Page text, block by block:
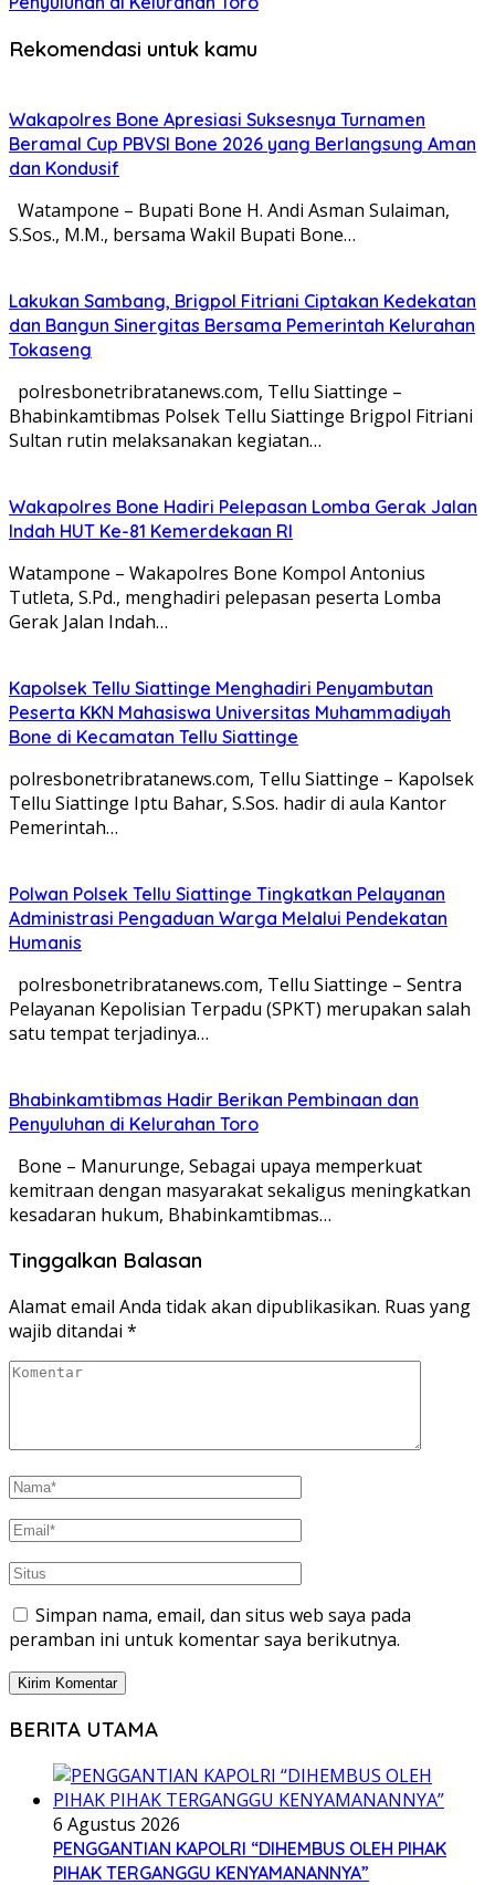
Rekomendasi untuk kamu
Wakapolres Bone Apresiasi Suksesnya Turnamen
Beramal Cup PBVSI Bone 2026 yang Berlangsung Aman
dan Kondusif
Watampone – Bupati Bone H. Andi Asman Sulaiman,
S.Sos., M.M., bersama Wakil Bupati Bone…
Lakukan Sambang, Brigpol Fitriani Ciptakan Kedekatan
dan Bangun Sinergitas Bersama Pemerintah Kelurahan
Tokaseng
polresbonetribratanews.com, Tellu Siattinge –
Bhabinkamtibmas Polsek Tellu Siattinge Brigpol Fitriani
Sultan rutin melaksanakan kegiatan…
Wakapolres Bone Hadiri Pelepasan Lomba Gerak Jalan
Indah HUT Ke-81 Kemerdekaan RI
Watampone – Wakapolres Bone Kompol Antonius
Tutleta, S.Pd., menghadiri pelepasan peserta Lomba
Gerak Jalan Indah…
Kapolsek Tellu Siattinge Menghadiri Penyambutan
Peserta KKN Mahasiswa Universitas Muhammadiyah
Bone di Kecamatan Tellu Siattinge
polresbonetribratanews.com, Tellu Siattinge – Kapolsek
Tellu Siattinge Iptu Bahar, S.Sos. hadir di aula Kantor
Pemerintah…
Polwan Polsek Tellu Siattinge Tingkatkan Pelayanan
Administrasi Pengaduan Warga Melalui Pendekatan
Humanis
polresbonetribratanews.com, Tellu Siattinge – Sentra
Pelayanan Kepolisian Terpadu (SPKT) merupakan salah
satu tempat terjadinya…
Bhabinkamtibmas Hadir Berikan Pembinaan dan
Penyuluhan di Kelurahan Toro
Bone – Manurunge, Sebagai upaya memperkuat
kemitraan dengan masyarakat sekaligus meningkatkan
kesadaran hukum, Bhabinkamtibmas…
Tinggalkan Balasan
Alamat email Anda tidak akan dipublikasikan. Ruas yang
wajib ditandai *
Simpan nama, email, dan situs web saya pada
peramban ini untuk komentar saya berikutnya.
BERITA UTAMA
6 Agustus 2026
PENGGANTIAN KAPOLRI “DIHEMBUS OLEH PIHAK
PIHAK TERGANGGU KENYAMANANNYA”